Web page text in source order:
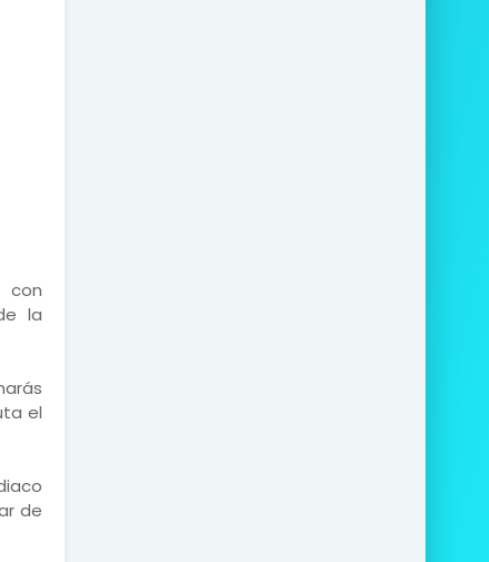
con
la
el
de